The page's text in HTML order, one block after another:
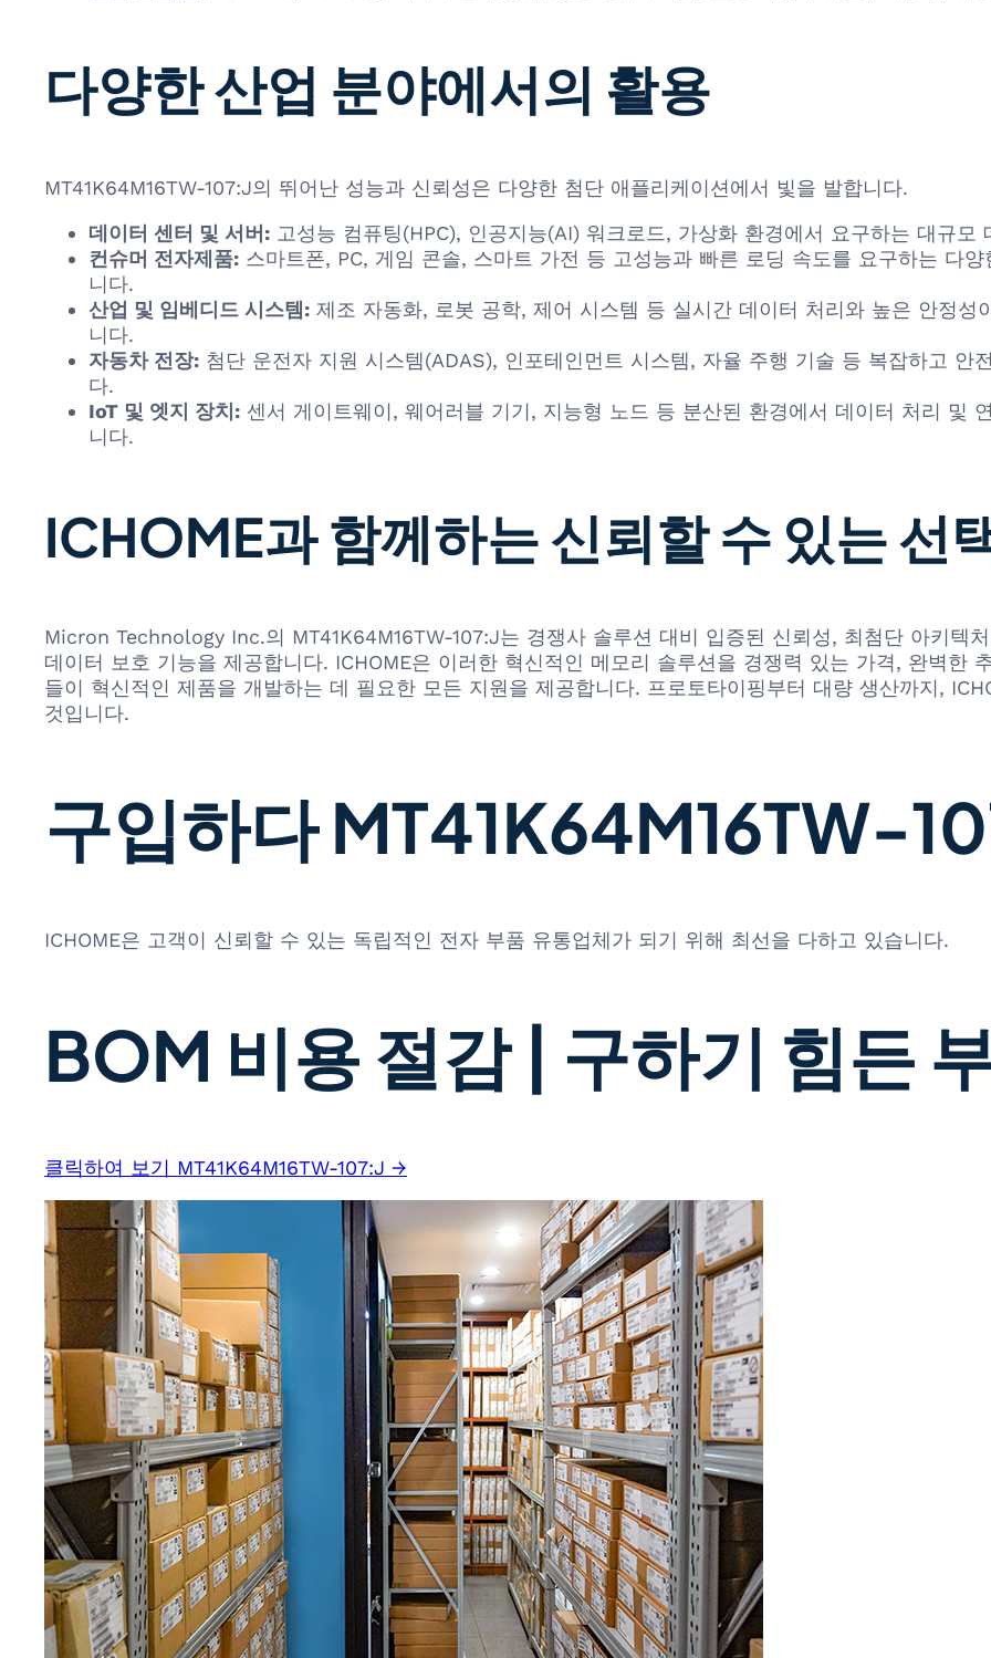
다양한 산업 분야에서의 활용
MT41K64M16TW-107:J의 뛰어난 성능과 신뢰성은 다양한 첨단 애플리케이션에서 빛을 발합니다.
데이터 센터 및 서버: 고성능 컴퓨팅(HPC), 인공지능(AI) 워크로드, 가상화 환경에서 요구하는 대규
컨슈머 전자제품: 스마트폰, PC, 게임 콘솔, 스마트 가전 등 고성능과 빠른 로딩 속도를 요구하는 다
니다.
산업 및 임베디드 시스템: 제조 자동화, 로봇 공학, 제어 시스템 등 실시간 데이터 처리와 높은 안정
니다.
자동차 전장: 첨단 운전자 지원 시스템(ADAS), 인포테인먼트 시스템, 자율 주행 기술 등 복잡하고 안
다.
IoT 및 엣지 장치: 센서 게이트웨이, 웨어러블 기기, 지능형 노드 등 분산된 환경에서 데이터 처리 및
니다.
ICHOME과 함께하는 신뢰할 수 있는 선
Micron Technology Inc.의 MT41K64M16TW-107:J는 경쟁사 솔루션 대비 입증된 신뢰성, 최첨단 아키텍
데이터 보호 기능을 제공합니다. ICHOME은 이러한 혁신적인 메모리 솔루션을 경쟁력 있는 가격, 완벽한
들이 혁신적인 제품을 개발하는 데 필요한 모든 지원을 제공합니다. 프로토타이핑부터 대량 생산까지,
것입니다.
구입하다 MT41K64M16TW-
ICHOME은 고객이 신뢰할 수 있는 독립적인 전자 부품 유통업체가 되기 위해 최선을 다하고 있습니다.
BOM 비용 절감 | 구하기 힘든
클릭하여 보기 MT41K64M16TW-107:J →